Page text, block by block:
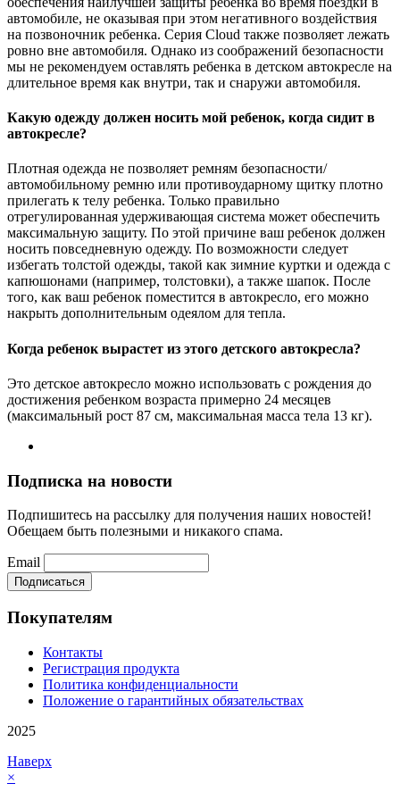
автомобиле, не оказывая при этом негативного воздействия
на позвоночник ребенка. Серия Cloud также позволяет лежать
ровно вне автомобиля. Однако из соображений безопасности
мы не рекомендуем оставлять ребенка в детском автокресле на
длительное время как внутри, так и снаружи автомобиля.
Какую одежду должен носить мой ребенок, когда сидит в
автокресле?
Плотная одежда не позволяет ремням безопасности/
автомобильному ремню или противоударному щитку плотно
прилегать к телу ребенка. Только правильно
отрегулированная удерживающая система может обеспечить
максимальную защиту. По этой причине ваш ребенок должен
носить повседневную одежду. По возможности следует
избегать толстой одежды, такой как зимние куртки и одежда с
капюшонами (например, толстовки), а также шапок. После
того, как ваш ребенок поместится в автокресло, его можно
накрыть дополнительным одеялом для тепла.
Когда ребенок вырастет из этого детского автокресла?
Это детское автокресло можно использовать с рождения до
достижения ребенком возраста примерно 24 месяцев
(максимальный рост 87 см, максимальная масса тела 13 кг).
Подписка на новости
Подпишитесь на рассылку для получения наших новостей!
Обещаем быть полезными и никакого спама.
Email
Покупателям
Контакты
Регистрация продукта
Политика конфиденциальности
Положение о гарантийных обязательствах
2025
Наверх
×